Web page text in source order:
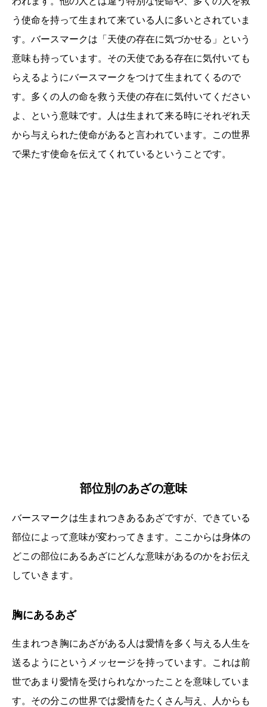
う使命を持って生まれて来ている人に多いとされていま
す。バースマークは「天使の存在に気づかせる」という
意味も持っています。その天使である存在に気付いても
らえるようにバースマークをつけて生まれてくるので
す。多くの人の命を救う天使の存在に気付いてください
よ、という意味です。人は生まれて来る時にそれぞれ天
から与えられた使命があると言われています。この世界
で果たす使命を伝えてくれているということです。
部位別のあざの意味
バースマークは生まれつきあるあざですが、できている
部位によって意味が変わってきます。ここからは身体の
どこの部位にあるあざにどんな意味があるのかをお伝え
していきます。
胸にあるあざ
生まれつき胸にあざがある人は愛情を多く与える人生を
送るようにというメッセージを持っています。これは前
世であまり愛情を受けられなかったことを意味していま
す。その分この世界では愛情をたくさん与え、人からも